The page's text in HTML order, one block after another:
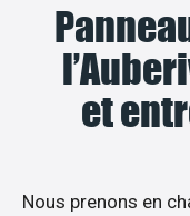
et
Nous prenons en